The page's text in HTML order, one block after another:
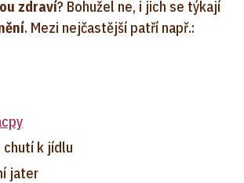
zdraví? Bohužel ne, i jich se týkají
. Mezi nejčastější patří např.:
chutí k jídlu
jater